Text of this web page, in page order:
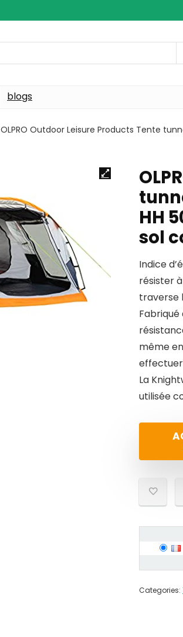
blogs
OLPRO Outdoor Leisure Products Tente
HH
sol
Indice
résister
traverse
même
effectuer
La
utilisée
Categories: